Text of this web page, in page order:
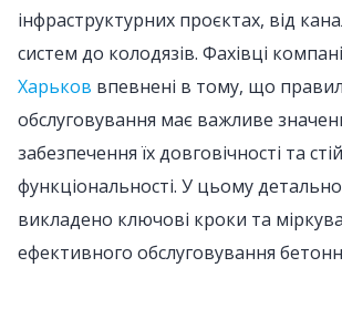
інфраструктурних проєктах, від
систем до колодязів. Фахівці
Харьков впевнені в тому, що
обслуговування має важливе
забезпечення їх довговічності та
функціональності. У цьому
викладено ключові кроки та
ефективного обслуговування